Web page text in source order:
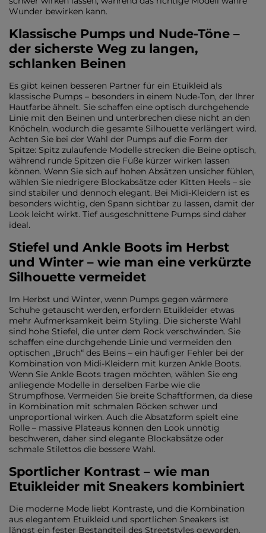
Wunder bewirken kann.
Klassische Pumps und Nude-Töne –
der sicherste Weg zu langen,
schlanken Beinen
Es gibt keinen besseren Partner für ein Etuikleid als
klassische Pumps – besonders in einem Nude-Ton, der Ihrer
Hautfarbe ähnelt. Sie schaffen eine optisch durchgehende
Linie mit den Beinen und unterbrechen diese nicht an den
Knöcheln, wodurch die gesamte Silhouette verlängert wird.
Achten Sie bei der Wahl der Pumps auf die Form der
Spitze: Spitz zulaufende Modelle strecken die Beine optisch,
während runde Spitzen die Füße kürzer wirken lassen
können. Wenn Sie sich auf hohen Absätzen unsicher fühlen,
wählen Sie niedrigere Blockabsätze oder Kitten Heels – sie
sind stabiler und dennoch elegant. Bei Midi-Kleidern ist es
besonders wichtig, den Spann sichtbar zu lassen, damit der
Look leicht wirkt. Tief ausgeschnittene Pumps sind daher
ideal.
Stiefel und Ankle Boots im Herbst
und Winter – wie man eine verkürzte
Silhouette vermeidet
Im Herbst und Winter, wenn Pumps gegen wärmere
Schuhe getauscht werden, erfordern Etuikleider etwas
mehr Aufmerksamkeit beim Styling. Die sicherste Wahl
sind hohe Stiefel, die unter dem Rock verschwinden. Sie
schaffen eine durchgehende Linie und vermeiden den
optischen „Bruch“ des Beins – ein häufiger Fehler bei der
Kombination von Midi-Kleidern mit kurzen Ankle Boots.
Wenn Sie Ankle Boots tragen möchten, wählen Sie eng
anliegende Modelle in derselben Farbe wie die
Strumpfhose. Vermeiden Sie breite Schaftformen, da diese
in Kombination mit schmalen Röcken schwer und
unproportional wirken. Auch die Absatzform spielt eine
Rolle – massive Plateaus können den Look unnötig
beschweren, daher sind elegante Blockabsätze oder
schmale Stilettos die bessere Wahl.
Sportlicher Kontrast – wie man
Etuikleider mit Sneakers kombiniert
Die moderne Mode liebt Kontraste, und die Kombination
aus elegantem Etuikleid und sportlichen Sneakers ist
längst ein fester Bestandteil des Streetstyles geworden.